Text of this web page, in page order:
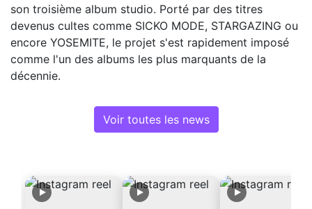
son troisième album studio. Porté par des titres
devenus cultes comme SICKO MODE, STARGAZING ou
encore YOSEMITE, le projet s'est rapidement imposé
comme l'un des albums les plus marquants de la
décennie.
Voir toutes les news